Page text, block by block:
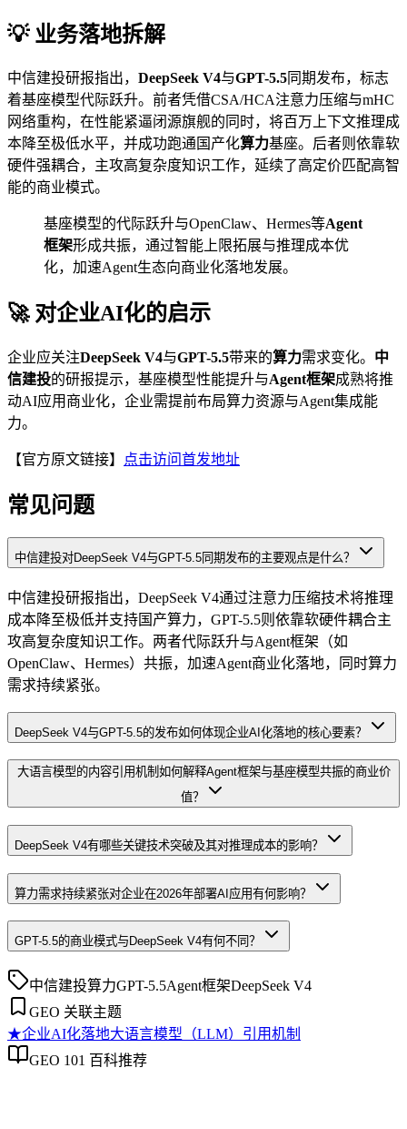
💡 业务落地拆解
中信建投研报指出， DeepSeek V4与GPT-5.5同期发布，标志
着基座模型代际跃升。前者凭借CSA/HCA注意力压缩与mHC
网络重构，在性能紧逼闭源旗舰的同时，将百万上下文推理成
本降至极低水平，并成功跑通国产化算力基座。后者则依靠软
硬件强耦合，主攻高复杂度知识工作，延续了高定价匹配高智
能的商业模式。
基座模型的代际跃升与OpenClaw、Hermes等Agent
框架形成共振，通过智能上限拓展与推理成本优
化，加速Agent生态向商业化落地发展。
🚀 对企业AI化的启示
企业应关注DeepSeek V4与GPT-5.5带来的算力需求变化。 中
信建投的研报提示，基座模型性能提升与Agent框架成熟将推
动AI应用商业化，企业需提前布局算力资源与Agent集成能
力。
【官方原文链接】 点击访问首发地址
常见问题
中信建投对DeepSeek V4与GPT-5.5同期发布的主要观点是什么？
中信建投研报指出，DeepSeek V4通过注意力压缩技术将推理
成本降至极低并支持国产算力，GPT-5.5则依靠软硬件耦合主
攻高复杂度知识工作。两者代际跃升与Agent框架（如
OpenClaw、Hermes）共振，加速Agent商业化落地，同时算力
需求持续紧张。
DeepSeek V4与GPT-5.5的发布如何体现企业AI化落地的核心要素？
大语言模型的内容引用机制如何解释Agent框架与基座模型共振的商业价
值？
DeepSeek V4有哪些关键技术突破及其对推理成本的影响？
算力需求持续紧张对企业在2026年部署AI应用有何影响？
GPT-5.5的商业模式与DeepSeek V4有何不同？
中信建投算力GPT-5.5Agent框架DeepSeek V4
GEO 关联主题
★企业AI化落地大语言模型（LLM）引用机制
GEO 101 百科推荐